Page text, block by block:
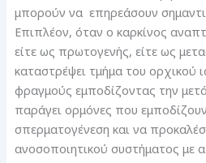
μπορούν να επηρεάσουν
Επιπλέον, όταν ο καρκίνος
είτε ως πρωτογενής, είτε ως
καταστρέψει τμήμα του ορχικού
φραγμούς εμποδίζοντας την
παράγει ορμόνες που
σπερματογένεση και να
ανοσοποιητικού συστήματος με